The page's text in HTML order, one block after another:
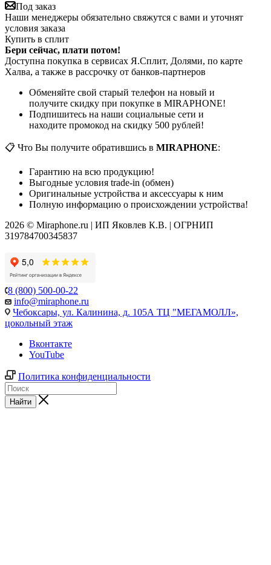
Под заказ
Наши менеджеры обязательно свяжутся с вами и уточнят
условия заказа
Купить в сплит
Бери сейчас, плати потом!
Доступна покупка в сервисах Я.Сплит, Долями, по карте
Халва, а также в рассрочку от банков-партнеров
Обменяйте свой старый телефон на новый и
получите скидку при покупке в MIRAPHONE!
Подпишитесь на наши социальные сети и
находите промокод на скидку 500 рублей!
📋 Что Вы получите обратившись в MIRAPHONE:
Гарантию на всю продукцию!
Выгодные условия trade-in (обмен)
Оригинальные устройства и аксессуары к ним
Полную информацию о происхождении устройства!
2026 © Miraphone.ru | ИП Яковлев К.В. | ОГРНИП
319784700345837
8 (800) 500-00-22
info@miraphone.ru
Чебоксары, ул. Калинина, д. 105А ТЦ "МЕГАМОЛЛ»,
цокольный этаж
Вконтакте
YouTube
Политика конфиденциальности
Найти